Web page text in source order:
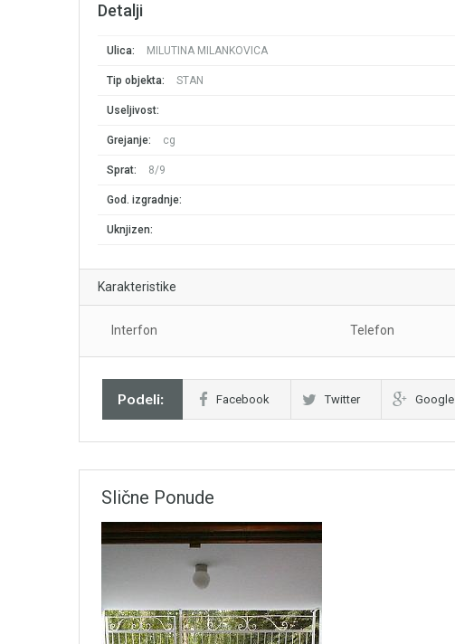
Detalji
Ulica: MILUTINA MILANKOVICA
Tip objekta: STAN
Useljivost:
Grejanje: cg
Sprat: 8/9
God. izgradnje:
Uknjizen:
Karakteristike
Interfon Telefon
Podeli: Facebook Twitter Google
Slične Ponude